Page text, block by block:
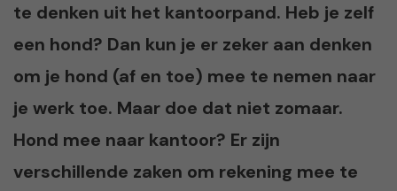
te denken uit het kantoorpand. Heb je zelf
een hond? Dan kun je er zeker aan denken
om je hond (af en toe) mee te nemen naar
je werk toe. Maar doe dat niet zomaar.
Hond mee naar kantoor? Er zijn
verschillende zaken om rekening mee te